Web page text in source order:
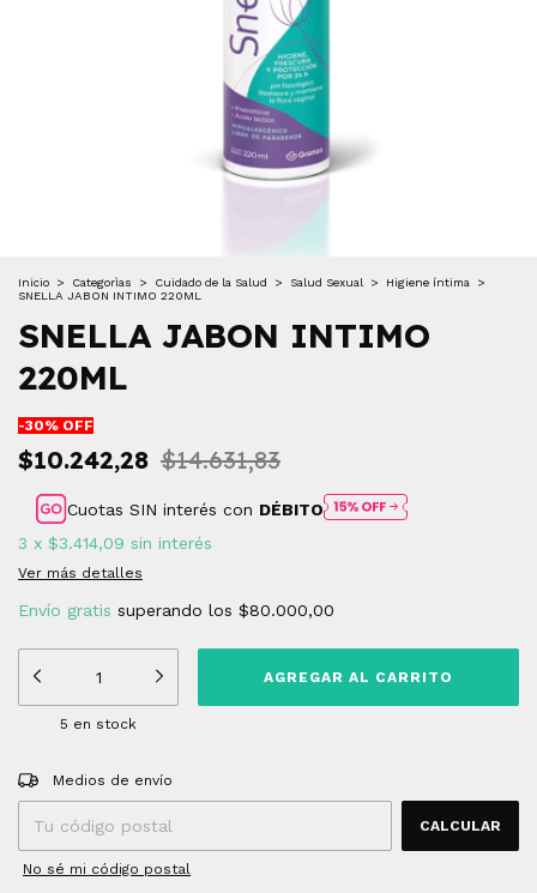
Inicio > Categorìas > Cuidado de la Salud > Salud Sexual > Higiene íntima
>
SNELLA JABON INTIMO 220ML
SNELLA JABON INTIMO
220ML
-30% OFF
$10.242,28 $14.631,83
Cuotas SIN interés con DÉBITO
3 x $3.414,09 sin interés
Ver más detalles
Envío gratis superando los $80.000,00
5 en stock
Entregas para el CP:
Medios de envío
CALCULAR
No sé mi código postal